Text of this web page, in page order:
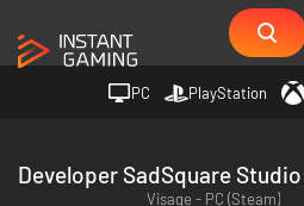
PC PlayStation
Developer SadSquare Studio
Visage - PC (Steam)